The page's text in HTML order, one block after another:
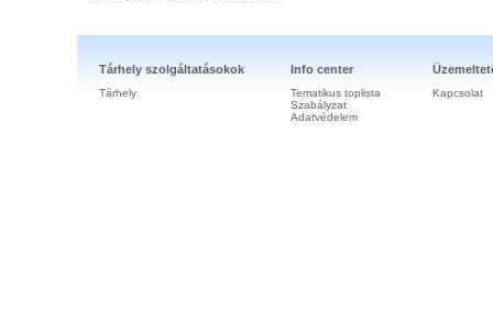
Tárhely szolgáltatásokok
Tárhely
Info center
Tematikus toplista
Szabályzat
Adatvédelem
Kapcsolat